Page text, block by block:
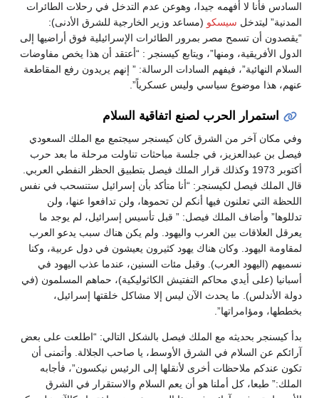
السادس فأنا لا أفهمه جيدا، وهوعن عدم التدخل في رحلات الطائرات
المدنية” ليتدخل سيسكو (مساعد وزير الخارجية للشرق الأدنى):
“يقصدون أن تسمح مصر بمرور الطائرات الإسرائيلية فوق أراضيها إلى
الدول الأفريقية، ومنها”، ويتابع كيسنجر : “أعتقد أن هذا يخص مفاوضات
السلام النهائية”، فيفهم السادات الرسالة: ” إنهم يريدون رفع المقاطعة
عنهم، هذا موضوع سياسي وليس عسكرياً”.
استمرار الحرب لصنع اتفاقية السلام
وفي مكان آخر من الشرق كان كيسنجر سيجتمع مع الملك السعودي
فيصل بن عبدالعزيز، في جلسة مباحثات تناولت مرحلة ما بعد حرب
أكتوبر 1973 وكذلك قرار الملك فيصل بتطبيق الحظر النفطي العربي.
قال الملك فيصل لكيسنجر: “أنا متأكد بأن إسرائيل ستنسحب في نفس
اللحظة التي تعلنون فيها أنكم لن تحموها، ولن تدافعوا عنها، ولن
تدللوها” وأضاف الملك فيصل: ” قبل تأسيس إسرائيل، لم يوجد ما
يعرقل العلاقات بين العرب واليهود. ولم يكن هناك سبب يدعو العرب
لمقاومة اليهود. وكان هناك يهود كثيرون يعيشون في دول عربية، وكنا
نسميهم (اليهود العرب). وقبل مئات السنين، عندما عذب اليهود في
أسبانيا (على أيدي محاكم التفتيش الكاثوليكية)، حماهم المسلمون (في
دولة الأندلس). ما يحدث الآن ليس إلا مشاكل خلقتها إسرائيل،
بخططها، ومؤامراتها”.
بدأ كيسنجر بحديثه مع الملك فيصل بالشكل التالي: “اطلعت على بعض
آرائكم عن السلام في الشرق الأوسط، يا صاحب الجلالة. وأتمنى أن
تكون عندكم ملاحظات أخرى لأنقلها إلى الرئيس نيكسون”، فأجابه
الملك:” طبعا، كل أملنا هو أن يعم السلام والاستقرار في الشرق